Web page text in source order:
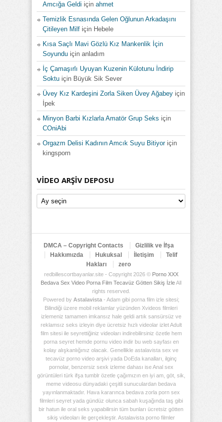
Amcığa Geldi için ahmet
Temizlik Esnasında Gelen Oğlunun Arkadaşını
Çitileyen Milf için Hebele
Kısa Saçlı Mavi Gözlü Kız Mankenlik İçin
Soyundu için anladım
İç Çamaşırlı Uyuyan Kuzenin Külotunu İndirip
Soktu için Büyük Sik Sever
Üvey Kız Kardeşini Zorla Siken Üvey Ağabey için
İpek
Minyon Barbi Kızlarla Amatör Grup Seks için
COniAbi
Orgazm Delisi Kadının Amcık Suyu Bitiyoriçin
kingsporn
VIDEO ARŞIV DEPOSU
Video
Arşiv
DMCA – Copyright Contacts
Gizlilik ve İfşa
Hakkımızda
Hukuksal İletişim
Telif
Hakları
zero
redbillescortbayanlar.site - Copyright 2026 © Porno XXX
Bedava Sex Video Porna Film Tecavüz Götten Sikiş İzleAll
rights reserved.
Powered by Astalavista- Adam gibi porna film izle sitesi;
Bilindiği üzere mobil reklamlar yüzünden Xvideos filmleri
izlemeniz tamamen imkansız hale geldi artık sansürsüz ve
reklamsız seks izleyin diye ücretsiz hızlı videolar izlet Adult
film sitesi ile seyrettiğiniz videoları indirebilirsiniz özetle hem
porna seyret hemde pornu video indir bu web sayfası en
kolay alışkanlığınız olacak. Genellikle astalavista sex ve
tecavüz porno video arşivi yada DoEda kanalları, ilginç
pornolar, benzersiz sexk izleme dahası ise Anal sex
görüntüleri türk ifşa tumblr özetle çağımızın en iyi am, göt, sik,
meme videosu dünyadaki çeşitli sunuculardan bedava
yayınlanmaktadır. Hava kararınca bedava zorla porn sex
filmleri seyret yada gündüz olunca sabah kuşağında taş gibi
bir hatun ile oral seks yapabilirsin tüm bunları ücretsiz götten
sikiş videoları ile gerçekleştir. Astalavista porno filmler